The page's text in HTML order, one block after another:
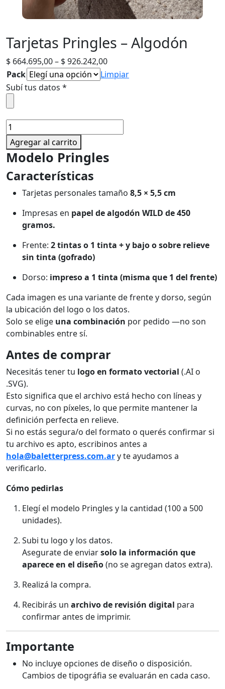
Tarjetas Pringles – Algodón
$ 664.695,00– $926.242,00Price
range:
Pack
Limpiar
Subí tus datos *
Tarjetas
Pringles
-
Algodón
cantidad
Agregar al carrito
Modelo Pringles
Características
Tarjetas personales tamaño 8,5 × 5,5 cm
Impresas en papel de algodón WILD de 450
gramos.
Frente: 2 tintas o 1 tinta + y bajo o sobre relieve
sin tinta (gofrado)
Dorso: impreso a 1 tinta (misma que 1 del frente)
Cada imagen es una variante de frente y dorso, según
la ubicación del logo o los datos.
Solo se elige una combinación por pedido —no son
combinables entre sí.
Antes de comprar
Necesitás tener tu logo en formato vectorial (.AI o
.SVG).
Esto significa que el archivo está hecho con líneas y
curvas, no con píxeles, lo que permite mantener la
definición perfecta en relieve.
Si no estás segura/o del formato o querés confirmar si
tu archivo es apto, escribinos antes a
hola@baletterpress.com.ary te ayudamos a
verificarlo.
Cómo pedirlas
Elegí el modelo Pringles y la cantidad (100 a 500
unidades).
Subi tu logo y los datos.
Asegurate de enviarsolo la información que
aparece en el diseño(no se agregan datos extra).
Realizá la compra.
Recibirás un archivo de revisión digital para
confirmar antes de imprimir.
Importante
No incluye opciones de diseño o disposición.
Cambios de tipográfia se evaluarán en cada caso.